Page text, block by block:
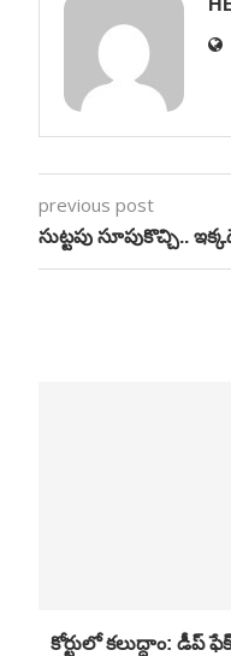
previous post
సుట్టపు
కోర్టులో కలుద్దాం: డీప్